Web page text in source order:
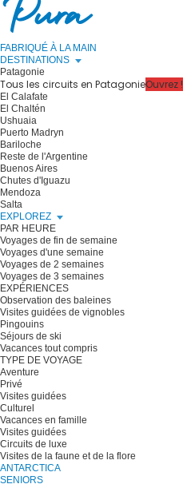
FABRIQUÉ À LA MAIN
DESTINATIONS
Patagonie
Tous les circuits en PatagonieOuvrez !
El Calafate
El Chaltén
Ushuaia
Puerto Madryn
Bariloche
Reste de l'Argentine
Buenos Aires
Chutes d'Iguazu
Mendoza
Salta
EXPLOREZ
PAR HEURE
Voyages de fin de semaine
Voyages d'une semaine
Voyages de 2 semaines
Voyages de 3 semaines
EXPÉRIENCES
Observation des baleines
Visites guidées de vignobles
Pingouins
Séjours de ski
Vacances tout compris
TYPE DE VOYAGE
Aventure
Privé
Visites guidées
Culturel
Vacances en famille
Visites guidées
Circuits de luxe
Visites de la faune et de la flore
ANTARCTICA
SENIORS